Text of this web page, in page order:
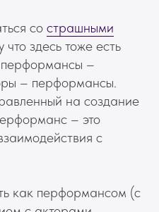
со страшными
что здесь тоже есть
–
– перформансы.
на создание
– это
с
как перформансом (с